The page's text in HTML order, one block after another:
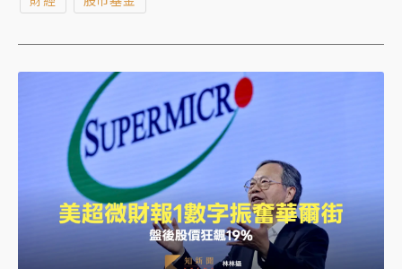
又亮燈漲停，台股飆近700點衝破41400點再創新高。